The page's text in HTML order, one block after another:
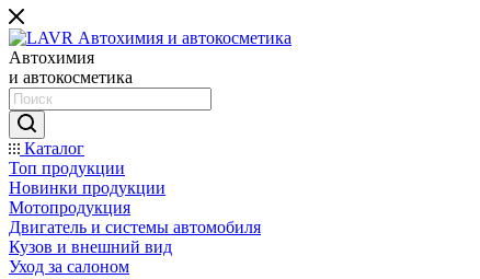
Автохимия
и автокосметика
Каталог
Топ продукции
Новинки продукции
Мотопродукция
Двигатель и системы автомобиля
Кузов и внешний вид
Уход за салоном